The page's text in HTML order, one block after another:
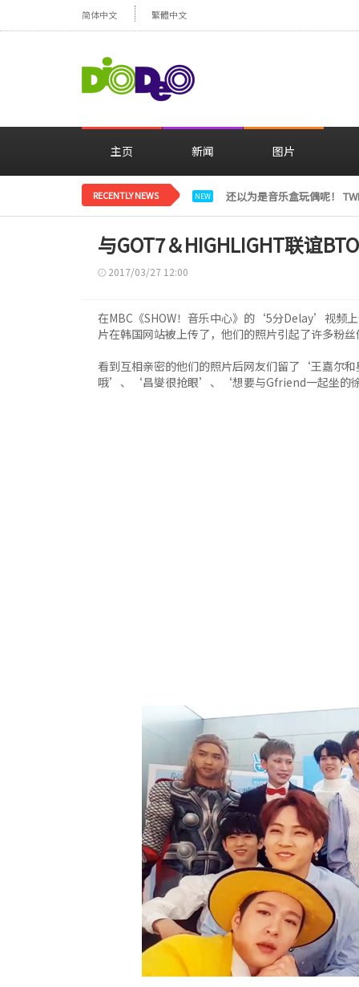
简体中文 繁體中文
主页 新闻 图片
RECENTLY NEWS NEW LE SSERAFIM金彩元恢复
与GOT7＆HIGHLIGHT联谊
2017/03/27 12:00
在MBC《SHOW！音乐中心》的‘5分Delay’视
片在韩国网站被上传了，他们的照片引起了许多粉
看到互相亲密的他们的照片后网友们留了‘王嘉尔
哦’、‘昌燮很抢眼’、‘想要与Gfriend一起坐的